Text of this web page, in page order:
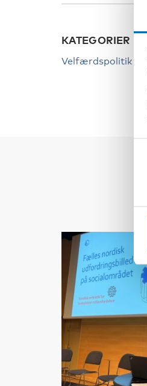
KATEGORIER
Velfærdspolitik